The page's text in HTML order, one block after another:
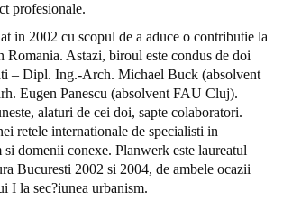
profesionale.
in 2002 cu scopul de a aduce o contributie la
Romania. Astazi, biroul este condus de doi
– Dipl. Ing.-Arch. Michael Buck (absolvent
Eugen Panescu (absolvent FAU Cluj).
alaturi de cei doi, sapte colaboratori.
retele internationale de specialisti in
si domenii conexe. Planwerk este laureatul
Bucuresti 2002 si 2004, de ambele ocazii
I la sec?iunea urbanism.